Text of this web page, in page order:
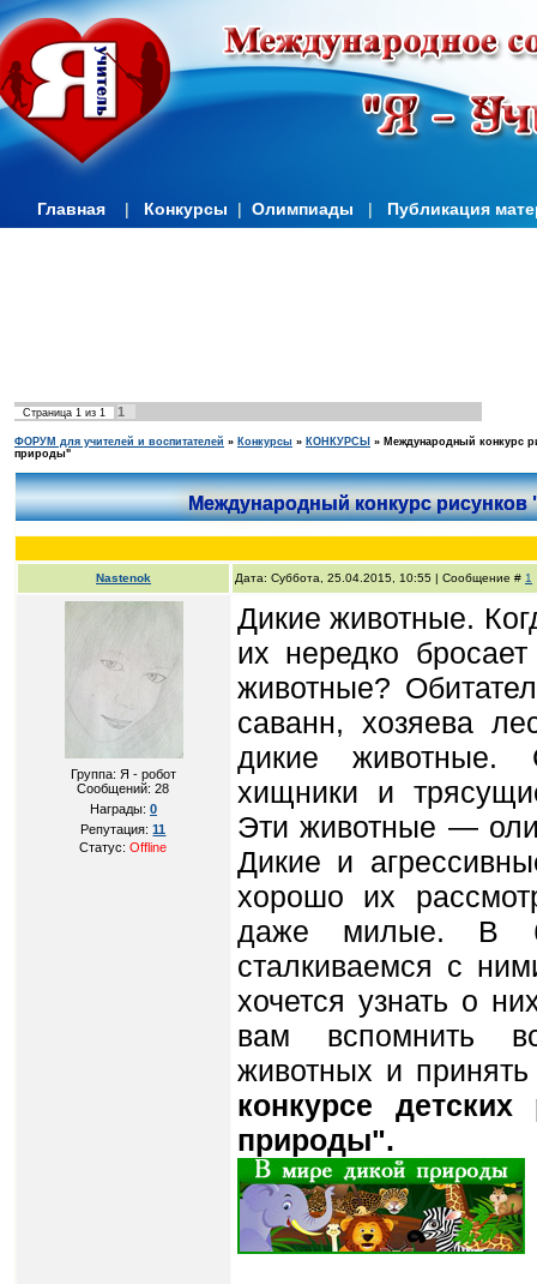
Главная | Конкурсы | Олимпиады | Публикация
Страница 1 из 1 1
ФОРУМ для учителей и воспитателей » Конкурсы » КОНКУРСЫ » Международный конкурс
природы"
Международный конкурс
Nastenok Дата: Суббота, 25.04.2015, 10:55 | Сообщение # 1
Группа: Я - робот
Сообщений:28
Награды: 0
Репутация:11
Статус:Offline
Дикие животные.
их нередко
животные?
саванн, хозяева
дикие
хищники и
Эти животные —
Дикие и
хорошо их
даже милые. В
сталкиваемся с
хочется узнать о
вам вспомнить
животных и
конкурсе
природы".